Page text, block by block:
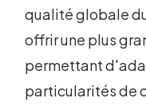
qualité globale
offrir une plus
permettant
particularités de